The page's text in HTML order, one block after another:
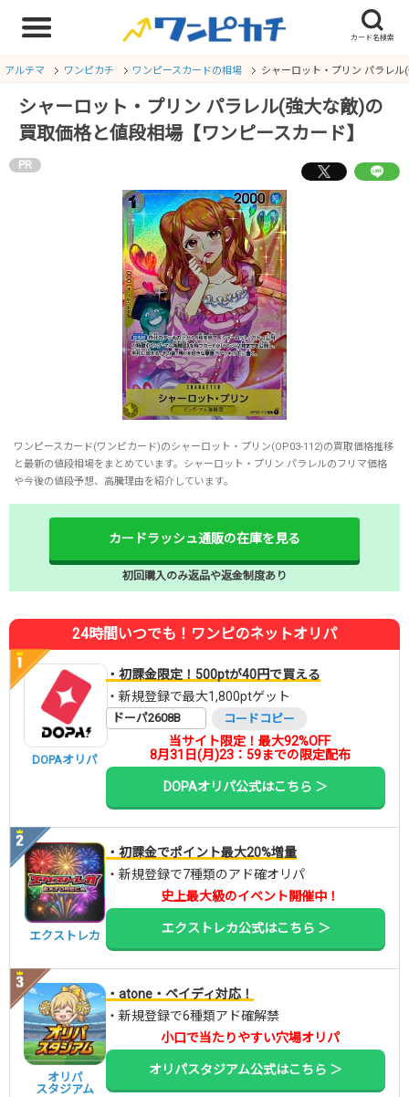
アルテマ ワンピカチ ワンピースカードの相場 シャーロット・プリン パラレ
シャーロット・プリン パラレル(強大な敵)の
買取価格と値段相場【ワンピースカード】
PR
ワンピースカード(ワンピカード)のシャーロット・プリン(OP03-112)の買取価格推移
と最新の値段相場をまとめています。シャーロット・プリン パラレルのフリマ価格
や今後の値段予想、高騰理由を紹介しています。
カードラッシュ通販の在庫を見る
初回購入のみ返品や返金制度あり
24時間いつでも！ワンピのネットオリパ
DOPAオリパ
・初課金限定！500ptが40円で買える
・新規登録で最大1,800ptゲット
ドーパ2608B コードコピー
当サイト限定！最大92%OFF
8月31日(月)23：59までの限定配布
DOPAオリパ公式はこちら ＞
エクストレカ
・初課金でポイント最大20%増量
・新規登録で7種類のアド確オリパ
史上最大級のイベント開催中！
エクストレカ公式はこちら ＞
オリパ
スタジアム
・atone・ペイディ対応！
・新規登録で6種類アド確解禁
小口で当たりやすい穴場オリパ
オリパスタジアム公式はこちら ＞